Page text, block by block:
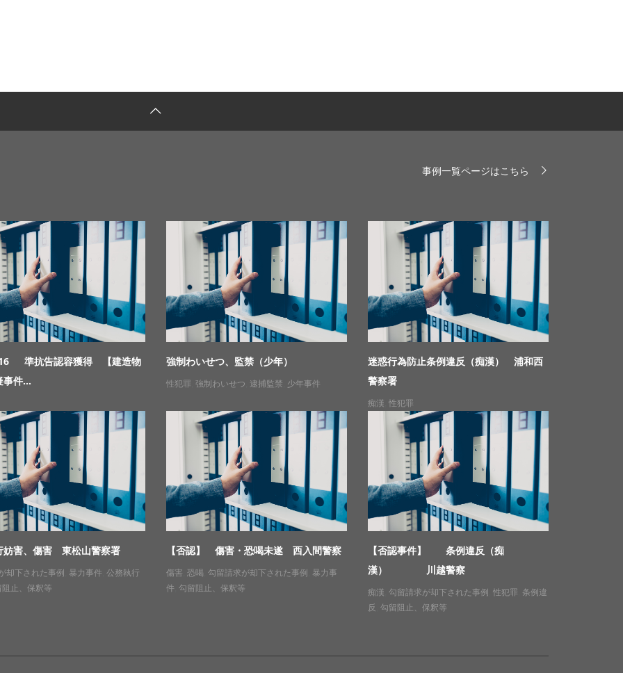
事例一覧ページはこちら
準抗告認容獲得 【建造物
事件...
強制わいせつ、監禁（少年）
性犯罪 強制わいせつ 逮捕監禁 少年事件
迷惑行為防止条例違反（痴漢） 浦和西
警察署
痴漢 性犯罪
妨害、傷害 東松山警察署
却下された事例 暴力事件 公務執行
阻止、保釈等
【否認】 傷害・恐喝未遂 西入間警察
傷害 恐喝 勾留請求が却下された事例
暴力事
件 勾留阻止、保釈等
【否認事件】 条例違反（痴
漢） 川越警察
痴漢 勾留請求が却下された事例 性犯罪 条例違
反 勾留阻止、保釈等